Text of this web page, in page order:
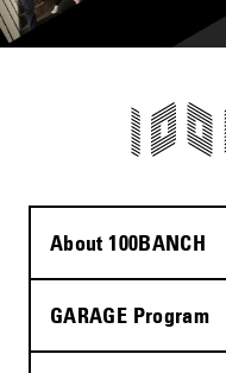
About 100BANCH
GARAGE Program